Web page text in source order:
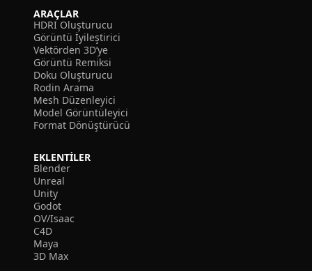
ARAÇLAR
HDRI Oluşturucu
Görüntü İyileştirici
Vektörden 3D’ye
Görüntü Remiksi
Doku Oluşturucu
Rodin Arama
Mesh Düzenleyici
Model Görüntüleyici
Format Dönüştürücü
EKLENTILER
Blender
Unreal
Unity
Godot
OV/Isaac
C4D
Maya
3D Max